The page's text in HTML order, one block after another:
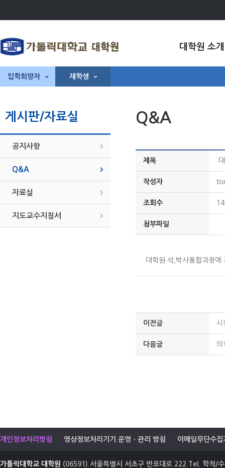
대학원 소개
입학희망자 재학생
게시판/자료실
공지사항
Q&A
자료실
지도교수지침서
Q&A
제목
작성자
조회수
첨부파일
대학원 석,박사통합과정에
이전글 시
다음글 의
개인정보처리방침 영상정보처리기기 운영ㆍ관리 방침 이메일무단수집
가톨릭대학교 대학원 (06591) 서울특별시 서초구 반포대로 222 Tel. 학적/